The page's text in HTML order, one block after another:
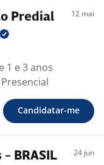
Predial 12 mai
1 e 3 anos
Presencial
Candidatar-me
BRASIL 24 jun